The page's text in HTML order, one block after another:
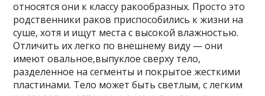
относятся они к классу ракообразных. Просто это
родственники раков приспособились к жизни на
суше, хотя и ищут места с высокой влажностью.
Отличить их легко по внешнему виду — они
имеют овальное,выпуклое сверху тело,
разделенное на сегменты и покрытое жесткими
пластинами. Тело может быть светлым, с легким